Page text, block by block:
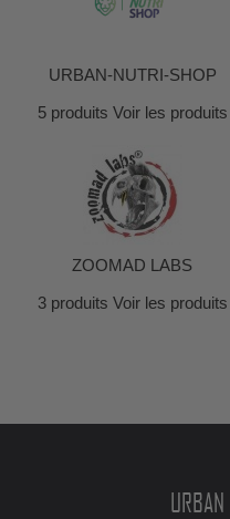
URBAN-NUTRI-SHOP
5 produits Voir les produits
ZOOMAD LABS
3 produits Voir les produits